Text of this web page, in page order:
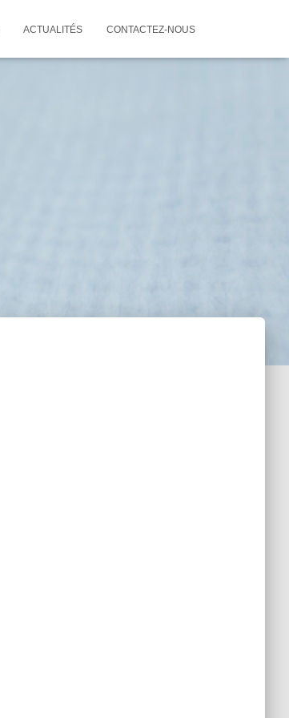
ACTUALITÉS CONTACTEZ-NOUS